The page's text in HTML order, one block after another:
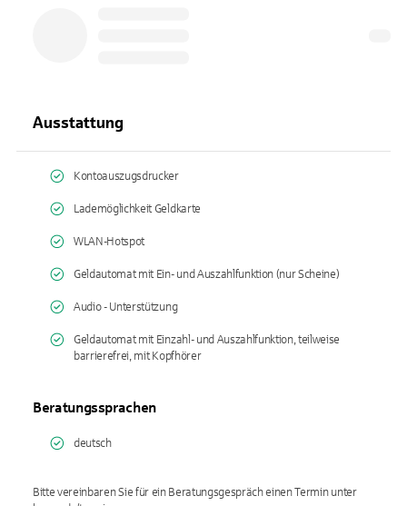
Ausstattung
Kontoauszugsdrucker
Lademöglichkeit Geldkarte
WLAN-Hotspot
Geldautomat mit Ein- und Auszahlfunktion (nur Scheine)
Audio - Unterstützung
Geldautomat mit Einzahl- und Auszahlfunktion, teilweise
barrierefrei, mit Kopfhörer
Beratungssprachen
deutsch
Bitte vereinbaren Sie für ein Beratungsgespräch einen Termin unter